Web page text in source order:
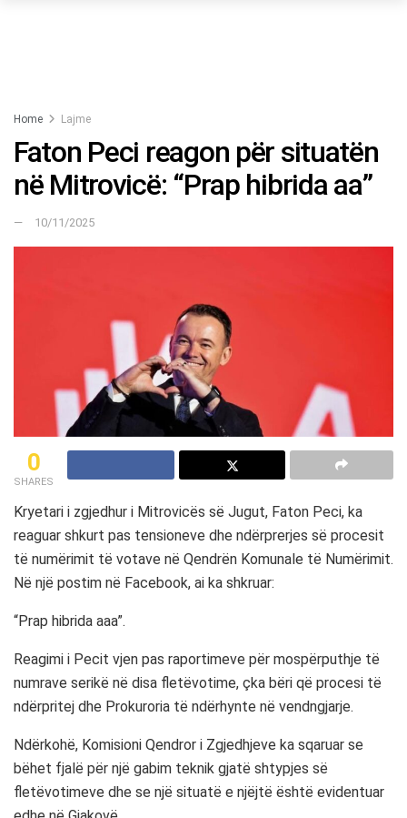
Home Lajme
Faton Peci reagon për situatën
në Mitrovicë: “Prap hibrida aa”
10/11/2025
0
SHARES
Kryetari i zgjedhur i Mitrovicës së Jugut, Faton Peci, ka
reaguar shkurt pas tensioneve dhe ndërprerjes së procesit
të numërimit të votave në Qendrën Komunale të Numërimit.
Në një postim në Facebook, ai ka shkruar:
“Prap hibrida aaa”.
Reagimi i Pecit vjen pas raportimeve për mospërputhje të
numrave serikë në disa fletëvotime, çka bëri që procesi të
ndërpritej dhe Prokuroria të ndërhynte në vendngjarje.
Ndërkohë, Komisioni Qendror i Zgjedhjeve ka sqaruar se
bëhet fjalë për një gabim teknik gjatë shtypjes së
fletëvotimeve dhe se një situatë e njëjtë është evidentuar